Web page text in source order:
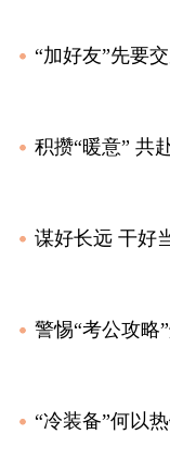
“加好友”先要
积攒“暖意” 共
谋好长远 干好
警惕“考公攻略
“冷装备”何以